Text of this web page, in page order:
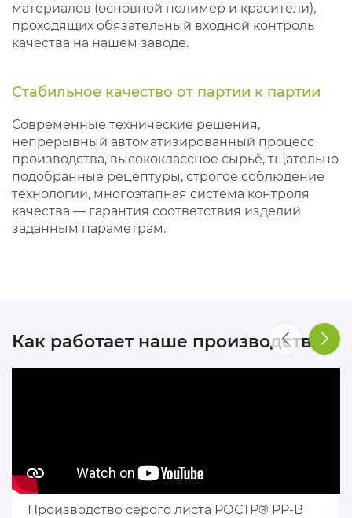
материалов (основной полимер и красители),
проходящих обязательный входной контроль
качества на нашем заводе.
Стабильное качество от партии к партии
Современные технические решения,
непрерывный автоматизированный процесс
производства, высококлассное сырьё, тщательно
подобранные рецептуры, строгое соблюдение
технологии, многоэтапная система контроля
качества — гарантия соответствия изделий
заданным параметрам.
Как работает наше производство
Производство серого листа РОСТР® PP-B